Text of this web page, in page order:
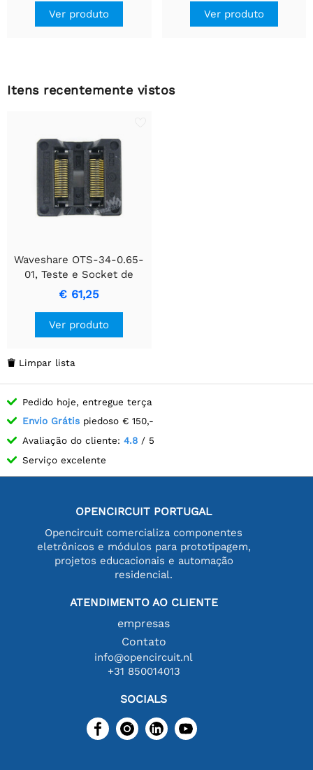
Ver produto Ver produto
Itens recentemente vistos
Waveshare OTS-34-0.65-
01, Teste e Socket de
Queima
€ 61,25
Ver produto
 Limpar lista
Pedido hoje, entregue terça
Envio Grátis piedoso € 150,-
Avaliação do cliente: 4.8 / 5
Serviço excelente
OPENCIRCUIT PORTUGAL
Opencircuit comercializa componentes
eletrônicos e módulos para prototipagem,
projetos educacionais e automação
residencial.
ATENDIMENTO AO CLIENTE
empresas
Contato
info@opencircuit.nl
+31 850014013
SOCIALS